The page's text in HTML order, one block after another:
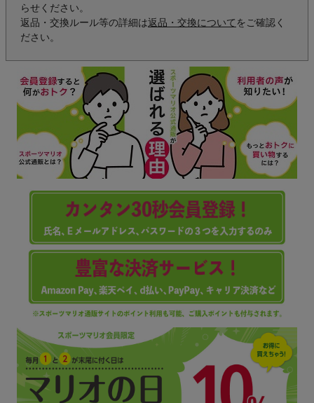
らせください。
返品・交換ルール等の詳細は返品・交換について をご確認く
ださい。